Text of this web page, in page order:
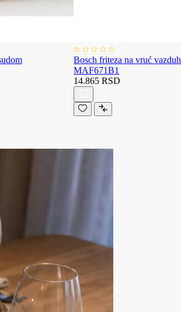
Bosch friteza na vruć vazduh
MAF671B1
14.865 RSD